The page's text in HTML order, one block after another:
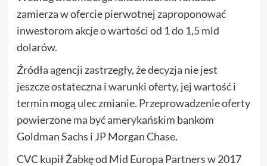
zamierza w ofercie pierwotnej zaproponować
inwestorom akcje o wartości od 1 do 1,5 mld
dolarów.
Źródła agencji zastrzegły, że decyzja nie jest
jeszcze ostateczna i warunki oferty, jej wartość i
termin mogą ulec zmianie. Przeprowadzenie oferty
powierzone ma być amerykańskim bankom
Goldman Sachs i JP Morgan Chase.
CVC kupił Żabkę od Mid Europa Partners w 2017